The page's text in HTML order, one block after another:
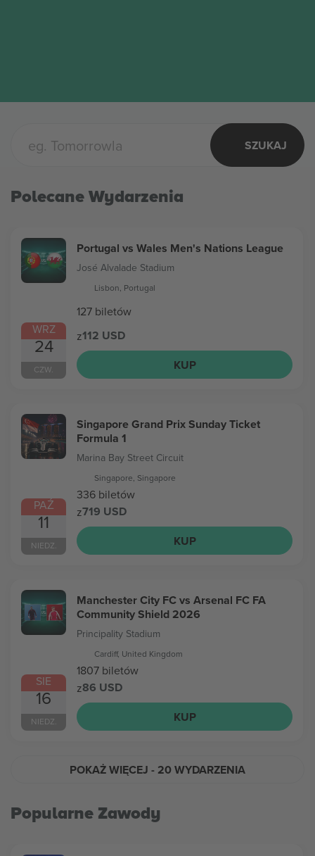
SZUKAJ
Polecane Wydarzenia
WRZ
24
CZW.
Portugal vs Wales Men's Nations League
José Alvalade Stadium
Lisbon, Portugal
127 biletów
z112 USD
KUP
PAŹ
11
NIEDZ.
Singapore Grand Prix Sunday Ticket
Formula 1
Marina Bay Street Circuit
Singapore, Singapore
336 biletów
z719 USD
KUP
SIE
16
NIEDZ.
Manchester City FC vs Arsenal FC FA
Community Shield 2026
Principality Stadium
Cardiff, United Kingdom
1807 biletów
z86 USD
KUP
POKAŻ WIĘCEJ - 20 WYDARZENIA
Popularne Zawody